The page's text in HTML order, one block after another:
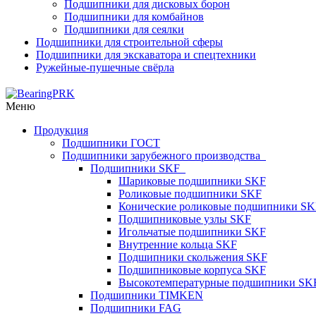
Подшипники для дисковых борон
Подшипники для комбайнов
Подшипники для сеялки
Подшипники для строительной сферы
Подшипники для экскаватора и спецтехники
Ружейные-пушечные свёрла
Меню
Продукция
Подшипники ГОСТ
Подшипники зарубежного производства
Подшипники SKF
Шариковые подшипники SKF
Роликовые подшипники SKF
Конические роликовые подшипники
Подшипниковые узлы SKF
Игольчатые подшипники SKF
Внутренние кольца SKF
Подшипники скольжения SKF
Подшипниковые корпуса SKF
Высокотемпературные подшипники
Подшипники TIMKEN
Подшипники FAG